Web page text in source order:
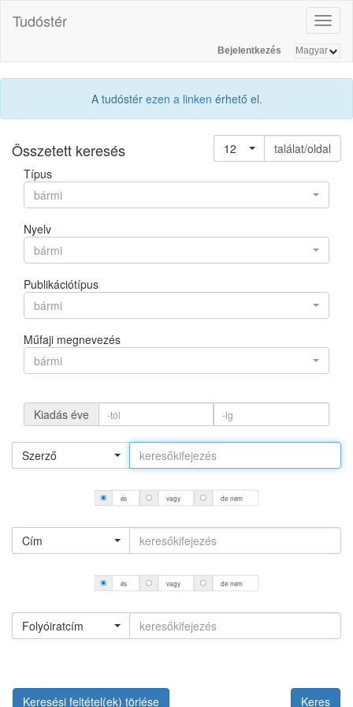
Tudóstér
Bejelentkezés
A tudóstér ezen a linken érhető el.
Összetett keresés 12
találat/oldal
Típus
bármi
Nyelv
bármi
Publikációtípus
bármi
Műfaji megnevezés
bármi
Kiadás éve
Szerző
és vagy de nem
Cím
és vagy de nem
Folyóiratcím
Keresési feltétel(ek) törlése